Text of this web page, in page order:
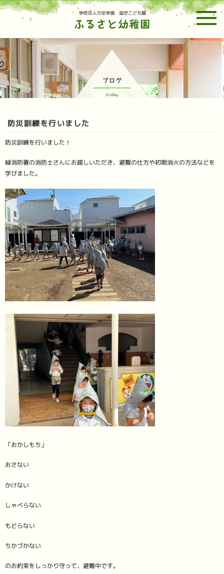
ホーム 幼稚園紹介 園の一日・預かり保育
年間行事予定
ブログ お問い合わせ
防災訓練を行いました
防災訓練を行いました！
緑消防署の消防士さんにお越しいただき、避難の仕方や初期消火の方法などを
学びました。
「おかしもち」
おさない
かけない
しゃべらない
もどらない
ちかづかない
のお約束をしっかり守って、避難中です。